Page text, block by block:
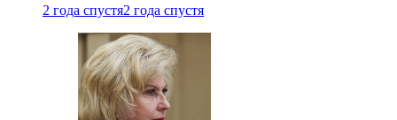
2 года спустя2 года спустя